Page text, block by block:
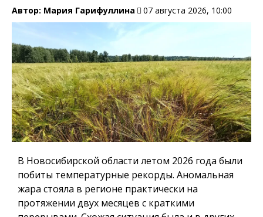
Автор: Мария Гарифуллина 07 августа 2026, 10:00
В Новосибирской области летом 2026 года были
побиты температурные рекорды. Аномальная
жара стояла в регионе практически на
протяжении двух месяцев с краткими